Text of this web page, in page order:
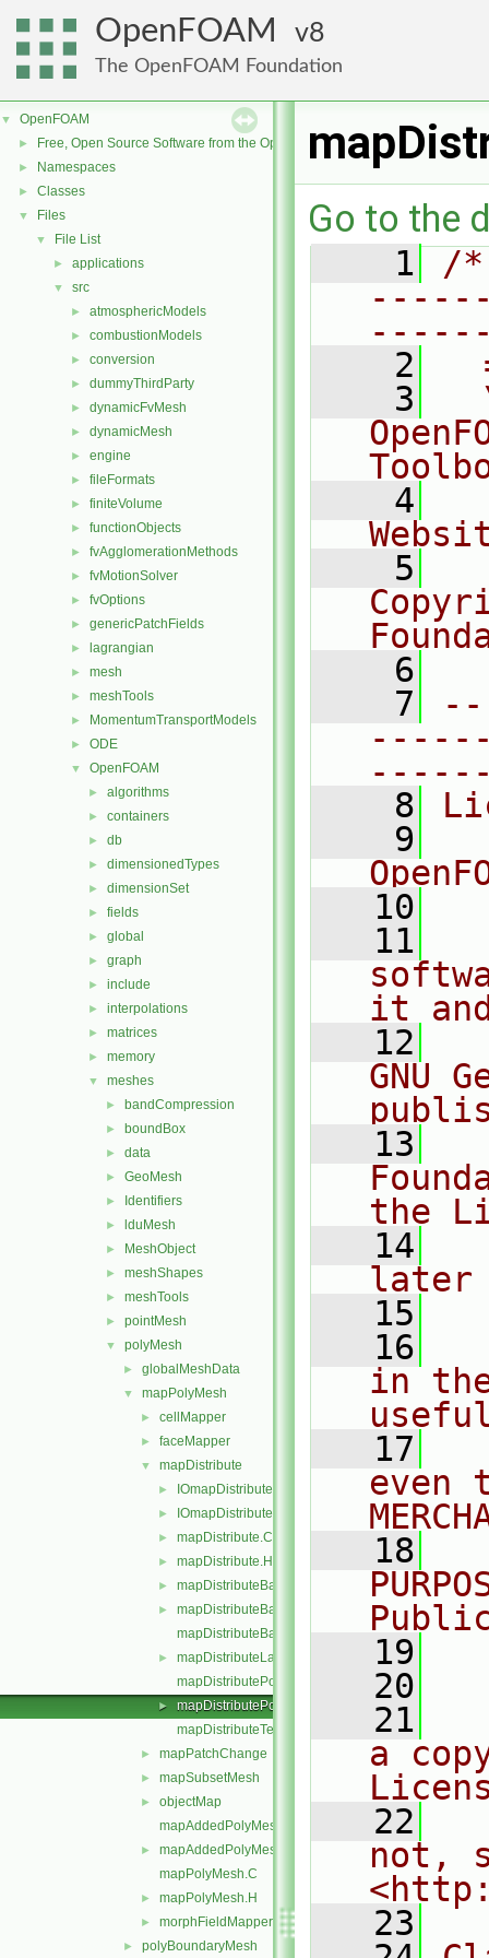
OpenFOAM 8
The OpenFOAM Foundation
▼ OpenFOAM
► Free, Open Source Software from the OpenFOAM Foundation
► Namespaces
► Classes
▼ Files
▼ File List
► applications
▼ src
► atmosphericModels
► combustionModels
► conversion
► dummyThirdParty
► dynamicFvMesh
► dynamicMesh
► engine
► fileFormats
► finiteVolume
► functionObjects
► fvAgglomerationMethods
► fvMotionSolver
► fvOptions
► genericPatchFields
► lagrangian
► mesh
► meshTools
► MomentumTransportModels
► ODE
▼ OpenFOAM
► algorithms
► containers
► db
► dimensionedTypes
► dimensionSet
► fields
► global
► graph
► include
► interpolations
► matrices
► memory
▼ meshes
► bandCompression
► boundBox
► data
► GeoMesh
► Identifiers
► lduMesh
► MeshObject
► meshShapes
► meshTools
► pointMesh
▼ polyMesh
► globalMeshData
▼ mapPolyMesh
► cellMapper
► faceMapper
▼ mapDistribute
► IOmapDistribute.C
► IOmapDistribute.H
► mapDistribute.C
► mapDistribute.H
► mapDistributeBase.C
►
mapDistributeBase.H
mapDistributeBaseTemplates.C
►
mapDistributeLagrangian.H
mapDistributePolyMesh.C
►
mapDistributePolyMesh.H
mapDistributeTemplates.C
► mapPatchChange
► mapSubsetMesh
►
objectMap
mapAddedPolyMesh.C
►
mapAddedPolyMesh.H
mapPolyMesh.C
► mapPolyMesh.H
► morphFieldMapper.H
► polyBoundaryMesh
Go to the
    1
/
    2
    3
    4
    5
    6
    7
    8
    9
   10
   11
it
   12
GNU
   13
the
   14
later
   15
   16
in
   17
even
   18
   19
   20
   21
a
   22
not,
   23